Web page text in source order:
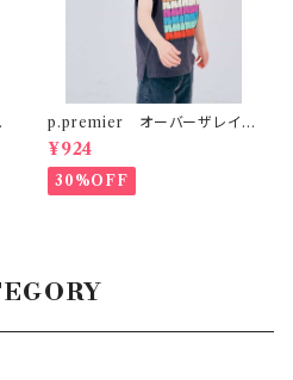
p.premier オーバーザレイン
ボータンクTシャツ リンク
¥924
30%OFF